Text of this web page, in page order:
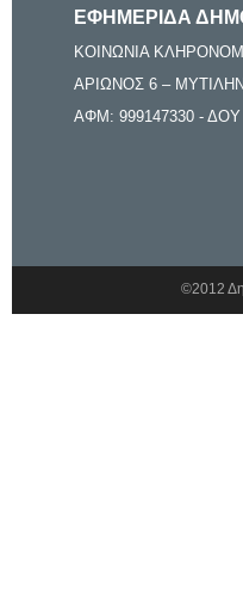
ΕΦΗΜΕΡΙΔΑ
ΚΟΙΝΩΝΙΑ
ΑΡΙΩΝΟΣ 6 –
ΑΦΜ: 999147330 -
©2012